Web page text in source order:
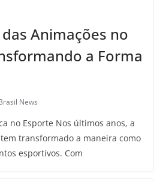
Animações no
a Forma
News
no Esporte Nos últimos anos, a
transformado a maneira como
esportivos. Com